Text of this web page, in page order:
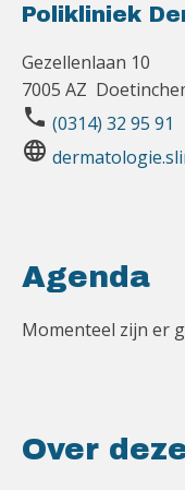
Polikliniek
Gezellenlaan 10
7005 AZ
phone (0314) 32 95 91
language
Agenda
Momenteel zijn er
Over